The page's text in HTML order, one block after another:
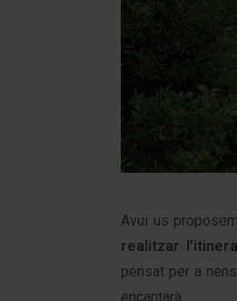
Avui us
realitzar
pensat per a
encantarà.